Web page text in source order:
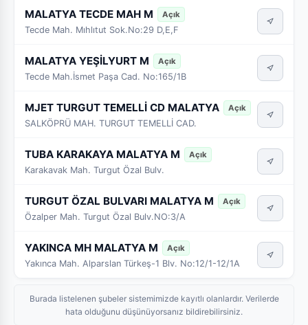
MALATYA TECDE MAH M Açık
Tecde Mah. Mıhlıtut Sok.No:29 D,E,F
MALATYA YEŞİLYURT M Açık
Tecde Mah.İsmet Paşa Cad. No:165/1B
MJET TURGUT TEMELLİ CD MALATYA Açık
SALKÖPRÜ MAH. TURGUT TEMELLİ CAD.
TUBA KARAKAYA MALATYA M Açık
Karakavak Mah. Turgut Özal Bulv.
TURGUT ÖZAL BULVARI MALATYA M Açık
Özalper Mah. Turgut Özal Bulv.NO:3/A
YAKINCA MH MALATYA M Açık
Yakınca Mah. Alparslan Türkeş-1 Blv. No:12/1-12/1A
Burada listelenen şubeler sistemimizde kayıtlı olanlardır. Verilerde
hata olduğunu düşünüyorsanız bildirebilirsiniz.